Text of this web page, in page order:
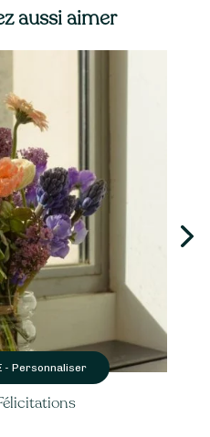
aussi aimer
- Personnaliser